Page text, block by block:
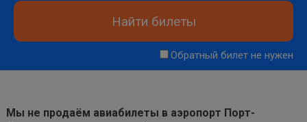
Найти билеты
Обратный билет не нужен
Мы не продаём авиабилеты в аэропорт Порт-